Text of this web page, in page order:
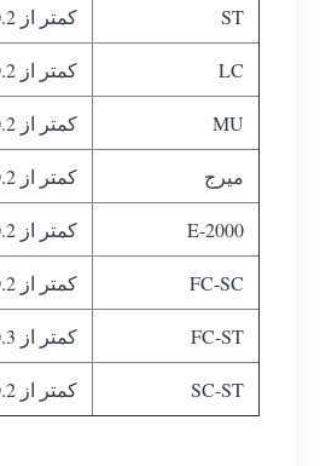
ST کمتر از 0.2
LC کمتر از 0.2
MU کمتر از 0.2
میرج کمتر از 0.2
E-2000 کمتر از 0.2
FC-SC کمتر از 0.2
FC-ST کمتر از 0.3
SC-ST کمتر از 0.2